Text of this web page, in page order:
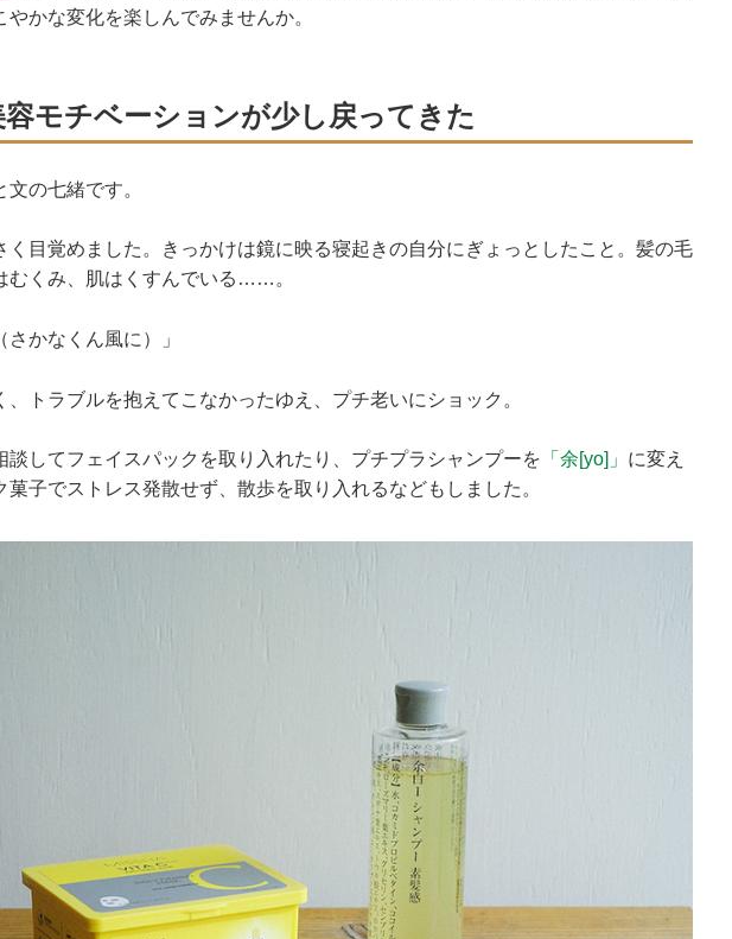
かな変化を楽しんでみませんか。
容モチベーションが少し戻ってきた
の七緒です。
く目覚めました。きっかけは鏡に映る寝起きの自分にぎょっとしたこと。髪の毛
むくみ、肌はくすんでいる……。
さかなくん風に）」
トラブルを抱えてこなかったゆえ、プチ老いにショック。
談してフェイスパックを取り入れたり、プチプラシャンプーを 「余[yo]」 に変え
菓子でストレス発散せず、散歩を取り入れるなどもしました。